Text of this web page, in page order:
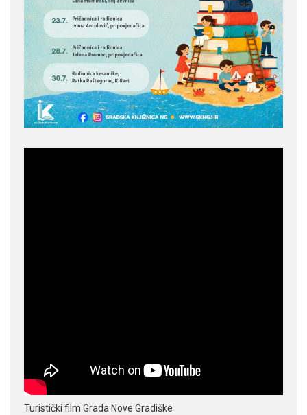
Turistički film Grada Nove Gradiške